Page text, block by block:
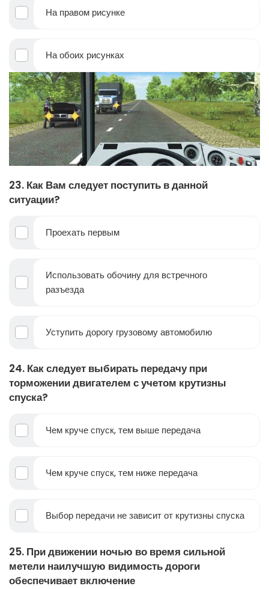
На правом рисунке
На обоих рисунках
23. Как Вам следует поступить в данной
ситуации?
Проехать первым
Использовать обочину для встречного
разъезда
Уступить дорогу грузовому автомобилю
24. Как следует выбирать передачу при
торможении двигателем с учетом крутизны
спуска?
Чем круче спуск, тем выше передача
Чем круче спуск, тем ниже передача
Выбор передачи не зависит от крутизны спуска
25. При движении ночью во время сильной
метели наилучшую видимость дороги
обеспечивает включение